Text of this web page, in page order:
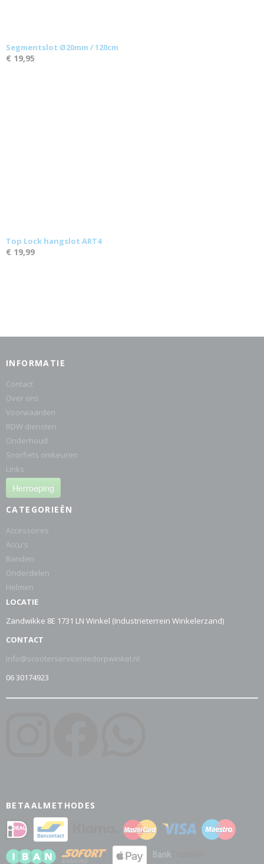
Segmentslot Ø20mm / 120cm
€ 19,95
Top Lock hangslot ART4
€ 19,99
INFORMATIE
Contact
Over ons
Voorwaarden
RDW diensten
Onderhoud
Snorfiets omkeuren
Links
Herroeping
CATEGORIEËN
Accessoires
Accu's
Banden
Onderdelen
Helmen
LOCATIE
Zandwikke 8E 1731 LN Winkel (Industrieterrein Winkelerzand)
CONTACT
info@scooterserviceniedorpwinkel.nl
06 30174923
BETAALMETHODES